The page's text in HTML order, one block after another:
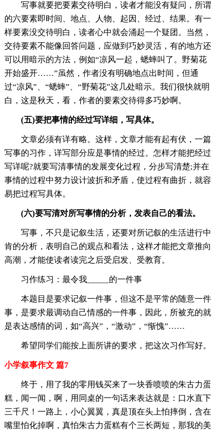
写事就要把要素交待明白，读者才能没有疑问，所谓
的六要素即时间、地点、人物、起因、经过、结果。有一
样要素没交待明白，读者心中就会涌起一个疑团。当然，
交待要素不能像回答问题，应做到巧妙灵活，有的地方还
可以用暗示的方法，例如“凉风一起，蟋蟀叫了。野菊花
开始盛开……”虽然，作者没有明确地点出时间，但通
过“凉风”、“蟋蟀”、“野菊花”这几处暗示。我们很快就明
白，这是秋天，看，作者的要素交待得多巧妙啊。
(五)要把事情的经过写详细，写具体。
文章必须有详有略。这样，文章才能有起有伏，一篇
写事的习作，详写部分应是事情的经过。怎样才能把经过
写详呢?就要写清事情的发展变化过程，分步写清楚;并在
事情的过程中努力设计波折和矛盾，使过程有曲折，就容
易把过程写具体。
(六)要写清对所写事情的分析，发表自己的看法。
写事，不只是记叙生活，还要对所记叙的生活进行中
肯的分析，表明自己的观点和看法，这样才能把文章推向
高潮，才能使读者读完之后受启发、受教育。
习作练习：最令我_____的一件事
本题目是要求记叙一件事，但这不是平常的随意一件
事，是要求最调动自己情感的一件事，因此，所被充的就
是表达感情的词，如“高兴”，“激动”，“惭愧”……
希望同学们能按上面所讲的要求，把这次习作写好。
小学叙事作文 篇7
终于，用了我的零用钱买来了一块香喷喷的朱古力蛋
糕，闻一闻，啊，用同桌的一句话来表达就是：口水直下
三千尺！一路上，小心翼翼，真是顶在头上怕摔倒，含在
嘴里怕化掉啊，真怕朱古力蛋糕有个三长两短，那我的美